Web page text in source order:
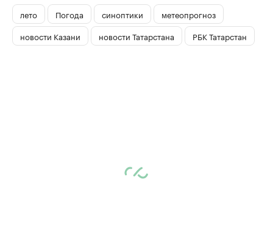
лето Погода синоптики
метеопрогноз
новости Казани
новости Татарстана РБК Татарстан